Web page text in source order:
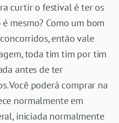
curtir o festival é ter os
mesmo? Como um bom
então vale
toda tim tim por tim
antes de ter
Você poderá comprar na
normalmente em
iniciada normalmente